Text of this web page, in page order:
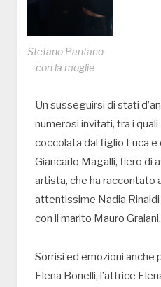
Stefano Pantano
con la moglie
Un susseguirsi di stati
numerosi invitati, tra i
coccolata dal figlio Luca
Giancarlo Magalli, fiero di
artista, che ha raccontato
attentissime Nadia
con il marito Mauro Graiani.
Sorrisi ed emozioni anche
Elena Bonelli, l’attrice